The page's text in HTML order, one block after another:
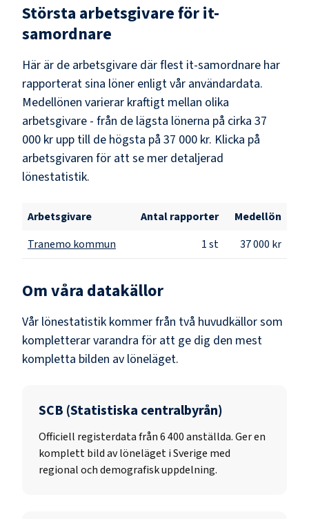
Största arbetsgivare förit-
samordnare
Här är de arbetsgivare där flest it-samordnare har
rapporterat sina löner enligt vår användardata.
Medellönen varierar kraftigt mellan olika
arbetsgivare - från de lägsta lönerna på cirka 37
000 kr upp till de högsta på 37 000 kr. Klicka på
arbetsgivaren för att se mer detaljerad
lönestatistik.
Arbetsgivare Antal rapporter
Medellön
Tranemo kommun
1st 37 000 kr
Om våra datakällor
Vår lönestatistik kommer från två huvudkällor som
kompletterar varandra för att ge dig den mest
kompletta bilden av löneläget.
SCB (Statistiska centralbyrån)
Officiell registerdata från6 400anställda. Ger en
komplett bild av löneläget i Sverige med
regional och demografisk uppdelning.